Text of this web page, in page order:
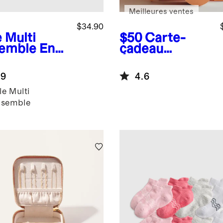
Multi
Ense
en
à
pour
$34.90
Multi
$50 Carte-
cadeau
Meilleures ventes
4.6